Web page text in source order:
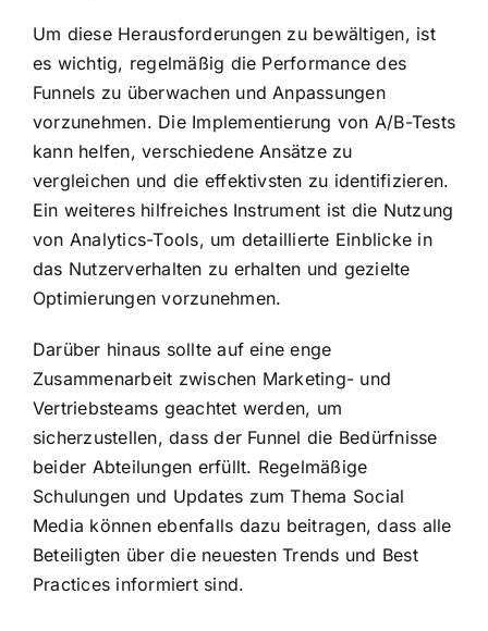
Um diese Herausforderungen zu bewältigen, ist
es wichtig, regelmäßig die Performance des
Funnels zu überwachen und Anpassungen
vorzunehmen. Die Implementierung von A/B-Tests
kann helfen, verschiedene Ansätze zu
vergleichen und die effektivsten zu identifizieren.
Ein weiteres hilfreiches Instrument ist die Nutzung
von Analytics-Tools, um detaillierte Einblicke in
das Nutzerverhalten zu erhalten und gezielte
Optimierungen vorzunehmen.
Darüber hinaus sollte auf eine enge
Zusammenarbeit zwischen Marketing- und
Vertriebsteams geachtet werden, um
sicherzustellen, dass der Funnel die Bedürfnisse
beider Abteilungen erfüllt. Regelmäßige
Schulungen und Updates zum Thema Social
Media können ebenfalls dazu beitragen, dass alle
Beteiligten über die neuesten Trends und Best
Practices informiert sind.